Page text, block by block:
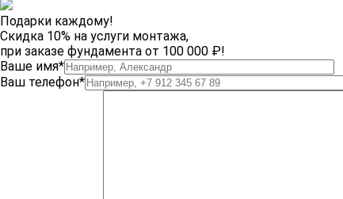
Подарки каждому!
Скидка 10% на услуги монтажа,
при заказе фундамента от 100 000 ₽!
Ваше имя*
Ваш телефон*